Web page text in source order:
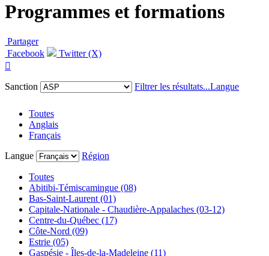
Programmes et formations
Partager
Facebook
Twitter (X)

Sanction
Filtrer les résultats...Langue
Toutes
Anglais
Français
Langue
Région
Toutes
Abitibi-Témiscamingue (08)
Bas-Saint-Laurent (01)
Capitale-Nationale - Chaudière-Appalaches (03-12)
Centre-du-Québec (17)
Côte-Nord (09)
Estrie (05)
Gaspésie - Îles-de-la-Madeleine (11)